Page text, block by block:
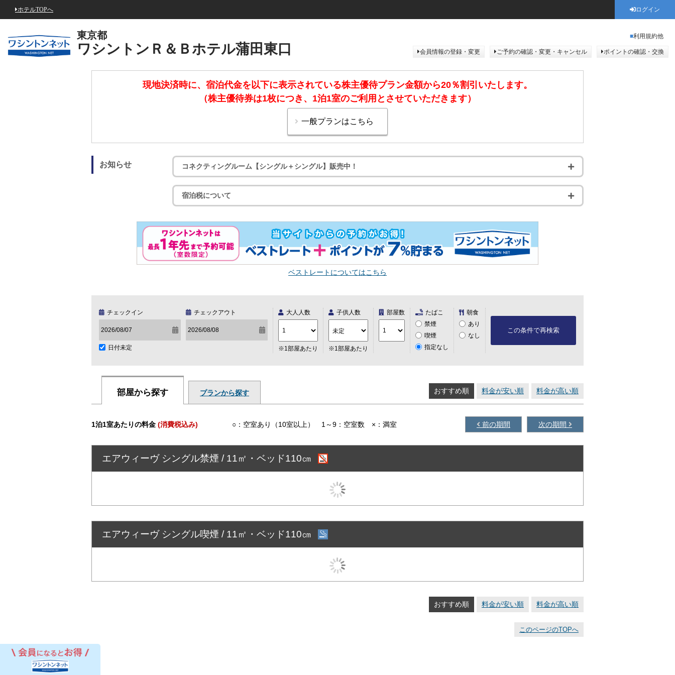
ホテルTOPへ ログイン
東京都
ワシントンＲ＆Ｂホテル蒲田東口
利用規約他
会員情報の登録・変更 ご予約の確認・変更・キャンセル ポイントの確認・交換
現地決済時に、宿泊代金を以下に表示されている株主優待プラン金額から20％割引いたします。
（株主優待券は1枚につき、1泊1室のご利用とさせていただきます）
お知らせ コネクティングルーム【シングル＋シングル】販売中！
宿泊税について
ベストレートについてはこちら
チェックイン チェックアウト
日付未定
大人人数
※1部屋あたり
子供人数
※1部屋あたり
部屋数
たばこ
禁煙
喫煙
指定なし
朝食
あり
なし
この条件で再検索
部屋から探す プランから探す おすすめ順 料金が安い順 料金が高い順
1泊1室あたりの料金 (消費税込み) ○：空室あり（10室以上） 1～9：空室数 ×：満室 前の期間 次の期間
エアウィーヴ シングル禁煙 / 11㎡・ベッド110㎝
エアウィーヴ シングル喫煙 / 11㎡・ベッド110㎝
おすすめ順 料金が安い順 料金が高い順
このページのTOPへ